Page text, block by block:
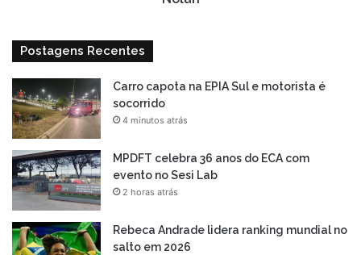
Postagens Recentes
Carro capota na EPIA Sul e motorista é
socorrido
4 minutos atrás
MPDFT celebra 36 anos do ECA com
evento no Sesi Lab
2 horas atrás
Rebeca Andrade lidera ranking mundial no
salto em 2026